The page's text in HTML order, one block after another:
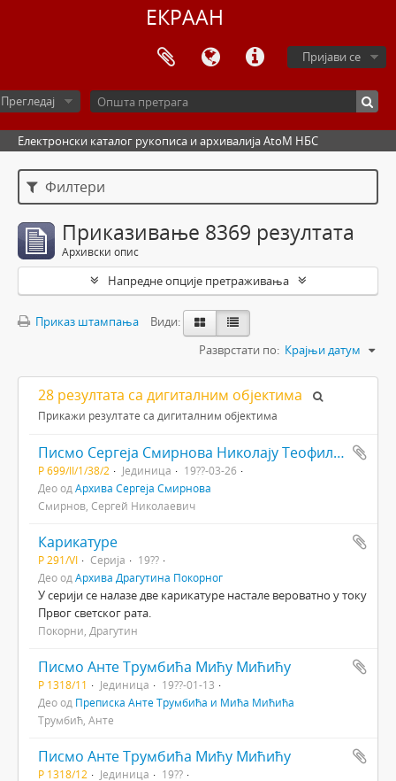
ЕКРААН
Пријави се
Прегледај
Електронски каталог рукописа и архивалија AtoM НБС
Филтери
Приказивање 8369 резултата
Архивски опис
Напредне опције претраживања
Приказ штампања
Види:
Разврстати по: Крајњи датум
28 резултата са дигиталним објектима
Прикажи резултате са дигиталним објектима
Писмо Сергеја Смирнова Николају Теофиловичу (Богдановичу) Мајендорфу
Р 699/II/1/38/2 Јединица
19??-03-26
Део од Архива Сергеја Смирнова
Смирнов, Сергей Николаевич
Карикатуре
Р 291/VI Серија
19??
Део од Архива Драгутина Покорног
У серији се налазе две карикатуре настале вероватно у току
Првог светског рата.
Покорни, Драгутин
Писмо Анте Трумбића Мићу Мићићу
Р 1318/11 Јединица
19??-01-13
Део од Преписка Анте Трумбића и Мића Мићића
Трумбић, Анте
Писмо Анте Трумбића Мићу Мићићу
Р 1318/12 Јединица
19??